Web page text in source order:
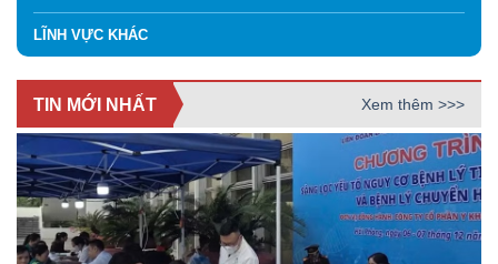
LĨNH VỰC KHÁC
TIN MỚI NHẤT Xem thêm >>>